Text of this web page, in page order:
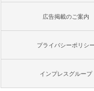
広告掲載のご案内
プライバシーポリシー
インプレスグループ